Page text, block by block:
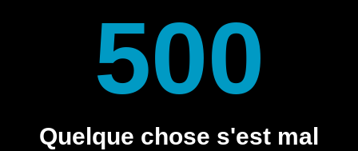
500
Quelque chose s'est mal